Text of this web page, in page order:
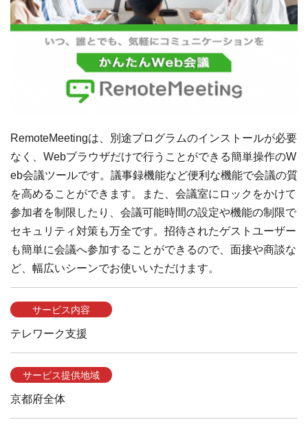
RemoteMeetingは、別途プログラムのインストールが必要
なく、Webブラウザだけで行うことができる簡単操作のW
eb会議ツールです。議事録機能など便利な機能で会議の質
を高めることができます。また、会議室にロックをかけて
参加者を制限したり、会議可能時間の設定や機能の制限で
セキュリティ対策も万全です。招待されたゲストユーザー
も簡単に会議へ参加することができるので、面接や商談な
ど、幅広いシーンでお使いいただけます。
サービス内容
テレワーク支援
サービス提供地域
京都府全体